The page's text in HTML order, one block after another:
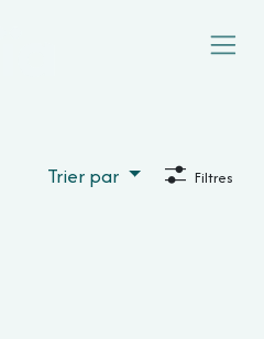
Trier par Filtres